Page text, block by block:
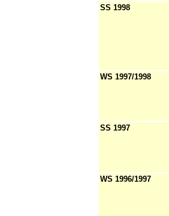
SS 1998
WS 1997/1998
SS 1997
WS 1996/1997